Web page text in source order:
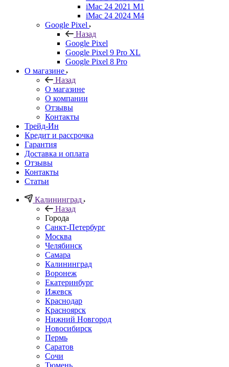
iMac 24 2021 M1
iMac 24 2024 M4
Google Pixel
Назад
Google Pixel
Google Pixel 9 Pro XL
Google Pixel 8 Pro
О магазине
Назад
О магазине
О компании
Отзывы
Контакты
Трейд-Ин
Кредит и рассрочка
Гарантия
Доставка и оплата
Отзывы
Контакты
Статьи
Калининград
Назад
Города
Санкт-Петербург
Москва
Челябинск
Самара
Калининград
Воронеж
Екатеринбург
Ижевск
Краснодар
Красноярск
Нижний Новгород
Новосибирск
Пермь
Саратов
Сочи
Тюмень